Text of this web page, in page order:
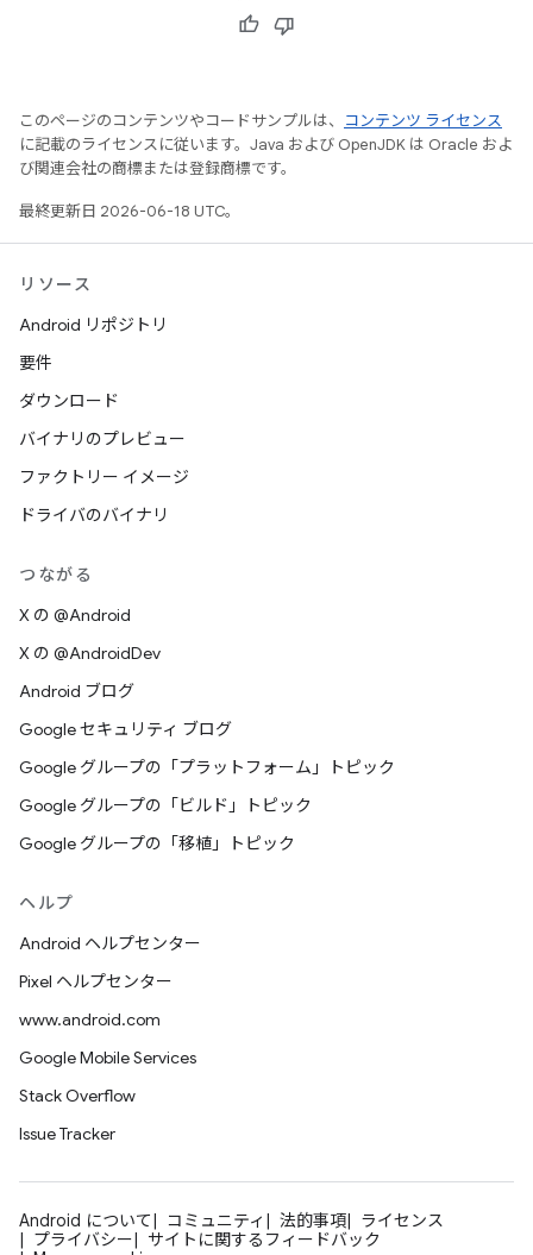
このページのコンテンツやコードサンプルは、
コンテンツ ライセンス
に記載のライセンスに従います。Java および OpenJDK は Oracle およ
び関連会社の商標または登録商標です。
最終更新日 2026-06-18 UTC。
リソース
Android リポジトリ
要件
ダウンロード
バイナリのプレビュー
ファクトリー イメージ
ドライバのバイナリ
つながる
X の @Android
X の @AndroidDev
Android ブログ
Google セキュリティ ブログ
Google グループの「プラットフォーム」トピック
Google グループの「ビルド」トピック
Google グループの「移植」トピック
ヘルプ
Android ヘルプセンター
Pixel ヘルプセンター
www.android.com
Google Mobile Services
Stack Overflow
Issue Tracker
Android について コミュニティ 法的事項
ライセンス
プライバシー
サイトに関するフィードバック